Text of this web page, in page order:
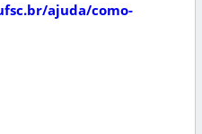
ajuda/como-